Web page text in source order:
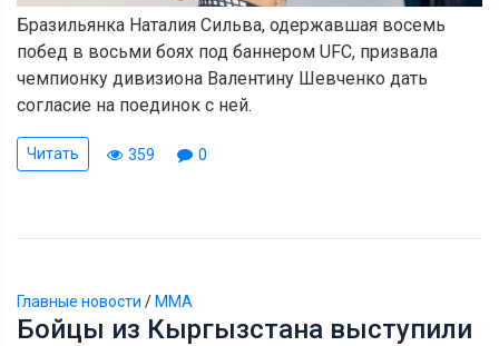
Бразильянка Наталия Сильва, одержавшая восемь
побед в восьми боях под баннером UFC, призвала
чемпионку дивизиона Валентину Шевченко дать
согласие на поединок с ней.
Читать 359 0
Главные новости / ММА
Бойцы из Кыргызстана выступили